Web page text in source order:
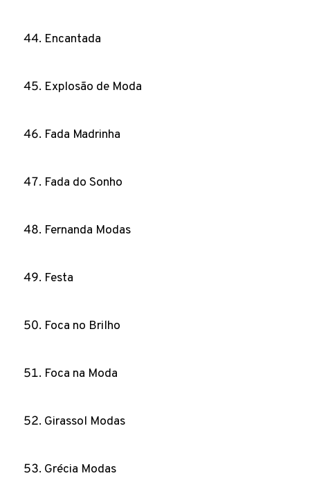
Encantada
Explosão de Moda
Fada Madrinha
Fada do Sonho
Fernanda Modas
Festa
Foca no Brilho
Foca na Moda
Girassol Modas
Grécia Modas